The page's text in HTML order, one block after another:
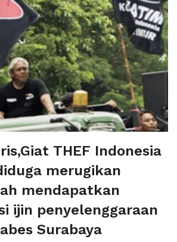
THEF Indonesia
merugikan
mendapatkan
ijin penyelenggaraan
Surabaya